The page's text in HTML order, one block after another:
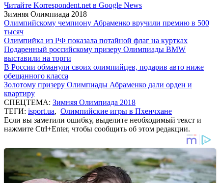
Читайте Korrespondent.net в Google News
Зимняя Олимпиада 2018
Олимпийскому чемпиону Абраменко вручили премию в 500
тысяч
Олимпийка из РФ показала потайной флаг на куртках
Подаренный российскому призеру Олимпиады BMW
выставили на торги
В России обманули своих олимпийцев, подарив авто ниже
обещанного класса
Золотому призеру Олимпиады Абраменко дали орден и
квартиру
СПЕЦТЕМА: Зимняя Олимпиада 2018
ТЕГИ: isport.ua, Олимпийские игры в Пхенчхане
Если вы заметили ошибку, выделите необходимый текст и
нажмите Ctrl+Enter, чтобы сообщить об этом редакции.